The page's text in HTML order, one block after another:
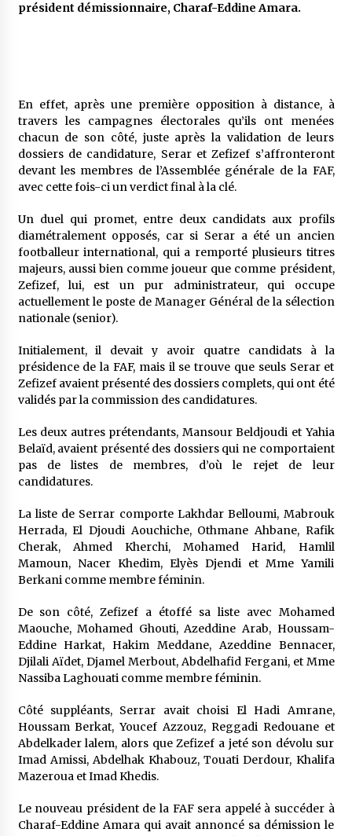
Le monstrueux vieillard (Un récit du Sud
algérien)
5 ans ago
Rencontre nocturne dans le désert (Un conte
touareg)
Un conte targui/ Quand la tête est vide
5 ans ago
Tradition orale/ D’où viennent les contes et à
5 ans ago
président démissionnaire, Charaf-Eddine Amara.
En effet, après une première opposition à distance, à
travers les campagnes électorales qu’ils ont menées
chacun de son côté, juste après la validation de leurs
dossiers de candidature, Serar et Zefizef s’affronteront
devant les membres de l’Assemblée générale de la FAF,
avec cette fois-ci un verdict final à la clé.
Un duel qui promet, entre deux candidats aux profils
diamétralement opposés, car si Serar a été un ancien
footballeur international, qui a remporté plusieurs titres
majeurs, aussi bien comme joueur que comme président,
Zefizef, lui, est un pur administrateur, qui occupe
actuellement le poste de Manager Général de la sélection
nationale (senior).
Initialement, il devait y avoir quatre candidats à la
présidence de la FAF, mais il se trouve que seuls Serar et
Zefizef avaient présenté des dossiers complets, qui ont été
validés par la commission des candidatures.
Les deux autres prétendants, Mansour Beldjoudi et Yahia
Belaïd, avaient présenté des dossiers qui ne comportaient
pas de listes de membres, d’où le rejet de leur
candidatures.
La liste de Serrar comporte Lakhdar Belloumi, Mabrouk
Herrada, El Djoudi Aouchiche, Othmane Ahbane, Rafik
Cherak, Ahmed Kherchi, Mohamed Harid, Hamlil
Mamoun, Nacer Khedim, Elyès Djendi et Mme Yamili
Berkani comme membre féminin.
De son côté, Zefizef a étoffé sa liste avec Mohamed
Maouche, Mohamed Ghouti, Azeddine Arab, Houssam-
Eddine Harkat, Hakim Meddane, Azeddine Bennacer,
Djilali Aïdet, Djamel Merbout, Abdelhafid Fergani, et Mme
Nassiba Laghouati comme membre féminin.
Côté suppléants, Serrar avait choisi El Hadi Amrane,
Houssam Berkat, Youcef Azzouz, Reggadi Redouane et
Abdelkader lalem, alors que Zefizef a jeté son dévolu sur
Imad Amissi, Abdelhak Khabouz, Touati Derdour, Khalifa
Mazeroua et Imad Khedis.
Le nouveau président de la FAF sera appelé à succéder à
Charaf-Eddine Amara qui avait annoncé sa démission le